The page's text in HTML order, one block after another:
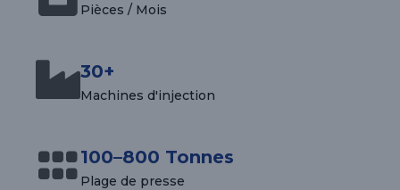
Pièces / Mois
30+
Machines d'injection
100–800 Tonnes
Plage de presse